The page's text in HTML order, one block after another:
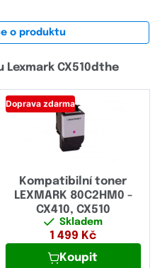
o produktu
CX510dthe
Doprava zdarma
Kompatibilní toner
LEXMARK 80C2HM0 -
CX410, CX510
Skladem
1 499 Kč
Koupit